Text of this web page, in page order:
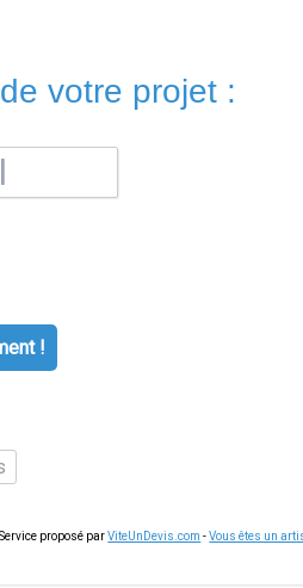
votre projet :
!
proposé parViteUnDevis.com -Vous êtes un